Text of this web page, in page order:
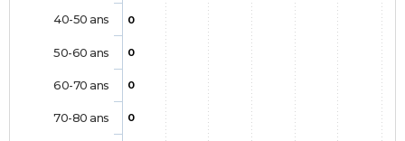
0
0
0
0
40-50 ans
50-60 ans
60-70 ans
70-80 ans